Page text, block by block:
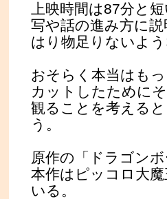
上映時間は87分と
写や話の進み方に
はり物足りないよう
おそらく本当はも
カットしたために
観ることを考える
う。
原作の「ドラゴン
本作はピッコロ大
いる。